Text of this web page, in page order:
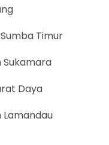
Timur
Sukamara
Daya
Lamandau